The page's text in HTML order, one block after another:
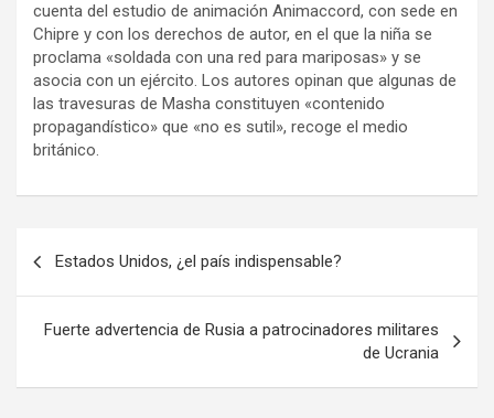
cuenta del estudio de animación Animaccord, con sede en
Chipre y con los derechos de autor, en el que la niña se
proclama «soldada con una red para mariposas» y se
asocia con un ejército. Los autores opinan que algunas de
las travesuras de Masha constituyen «contenido
propagandístico» que «no es sutil», recoge el medio
británico.
g
Estados Unidos, ¿el país indispensable?
Fuerte advertencia de Rusia a patrocinadores militares
de Ucrania